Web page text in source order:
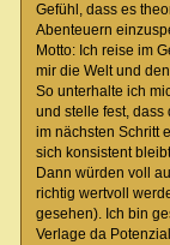
(meine Eingabe)-
Szene 5: Der
Du schnappst
Als du die
Rahven keucht,
Die Gestalt hebt
"Zu spät."
Mit einer
Gefühl, dass es
Abenteuern
Motto: Ich reise im
mir die Welt und
So unterhalte ich
und stelle fest,
im nächsten Schritt
sich konsistent
Dann würden voll
richtig wertvoll
gesehen). Ich bin
Verlage da